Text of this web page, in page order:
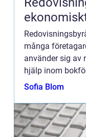
många
använder sig av
hjälp inom
Sofia Blom